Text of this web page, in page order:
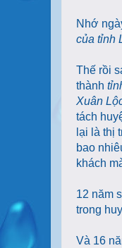
Nhớ
của tỉnh
Thế rồi
thành
Xuân
tách
lại là thị
bao
khách
12 năm
trong
Và 16